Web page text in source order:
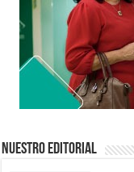
Nuestro Editorial